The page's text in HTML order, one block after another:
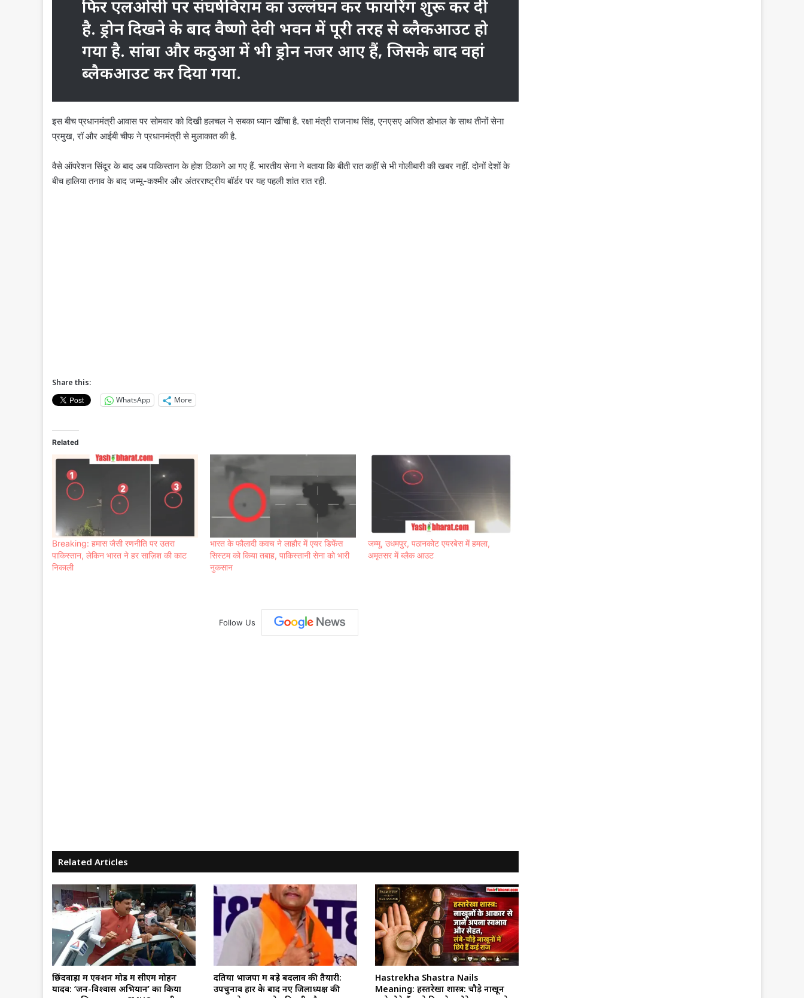
फिर एलओसी पर संघर्षविराम का उल्लंघन कर फायरिंग शुरू कर दी
है. ड्रोन दिखने के बाद वैष्णो देवी भवन में पूरी तरह से ब्लैकआउट हो
गया है. सांबा और कठुआ में भी ड्रोन नजर आए हैं, जिसके बाद वहां
ब्लैकआउट कर दिया गया.
इस बीच प्रधानमंत्री आवास पर सोमवार को दिखी हलचल ने सबका ध्यान खींचा है. रक्षा मंत्री राजनाथ सिंह, एनएसए अजित डोभाल के साथ तीनों सेना
प्रमुख, रॉ और आईबी चीफ ने प्रधानमंत्री से मुलाकात की है.
वैसे ऑपरेशन सिंदूर के बाद अब पाकिस्तान के होश ठिकाने आ गए हैं. भारतीय सेना ने बताया कि बीती रात कहीं से भी गोलीबारी की खबर नहीं. दोनों देशों के
बीच हालिया तनाव के बाद जम्मू-कश्मीर और अंतरराष्ट्रीय बॉर्डर पर यह पहली शांत रात रही.
Share this:
WhatsApp
More
Related
Breaking: हमास जैसी रणनीति पर उतरा
पाकिस्तान, लेकिन भारत ने हर साज़िश की काट
निकाली
भारत के फौलादी कवच ने लाहौर में एयर डि‍फेंस
सि‍स्‍टम को कि‍या तबाह, पाकि‍स्‍तानी सेना को भारी
नुकसान
जम्मू, उधमपुर, पठानकोट एयरबेस में हमला,
अमृतसर में ब्लैक आउट
Follow Us
Related Articles
छिंदवाड़ा में एक्शन मोड में सीएम मोहन
यादव: ‘जन-विश्वास अभियान’ का किया
दतिया भाजपा में बड़े बदलाव की तैयारी:
उपचुनाव हार के बाद नए जिलाध्यक्ष की
Hastrekha Shastra Nails
Meaning: हस्तरेखा शास्त्र: चौड़े नाखून